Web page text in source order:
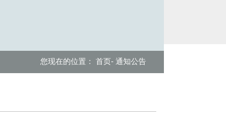
您现在的位置： 首页- 通知公告